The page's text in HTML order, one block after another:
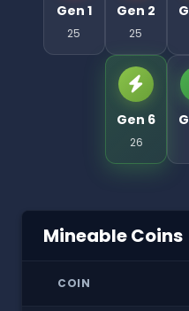
Gen 1
25
Gen 2
25
Gen 6
26
Mineable Coins
COIN